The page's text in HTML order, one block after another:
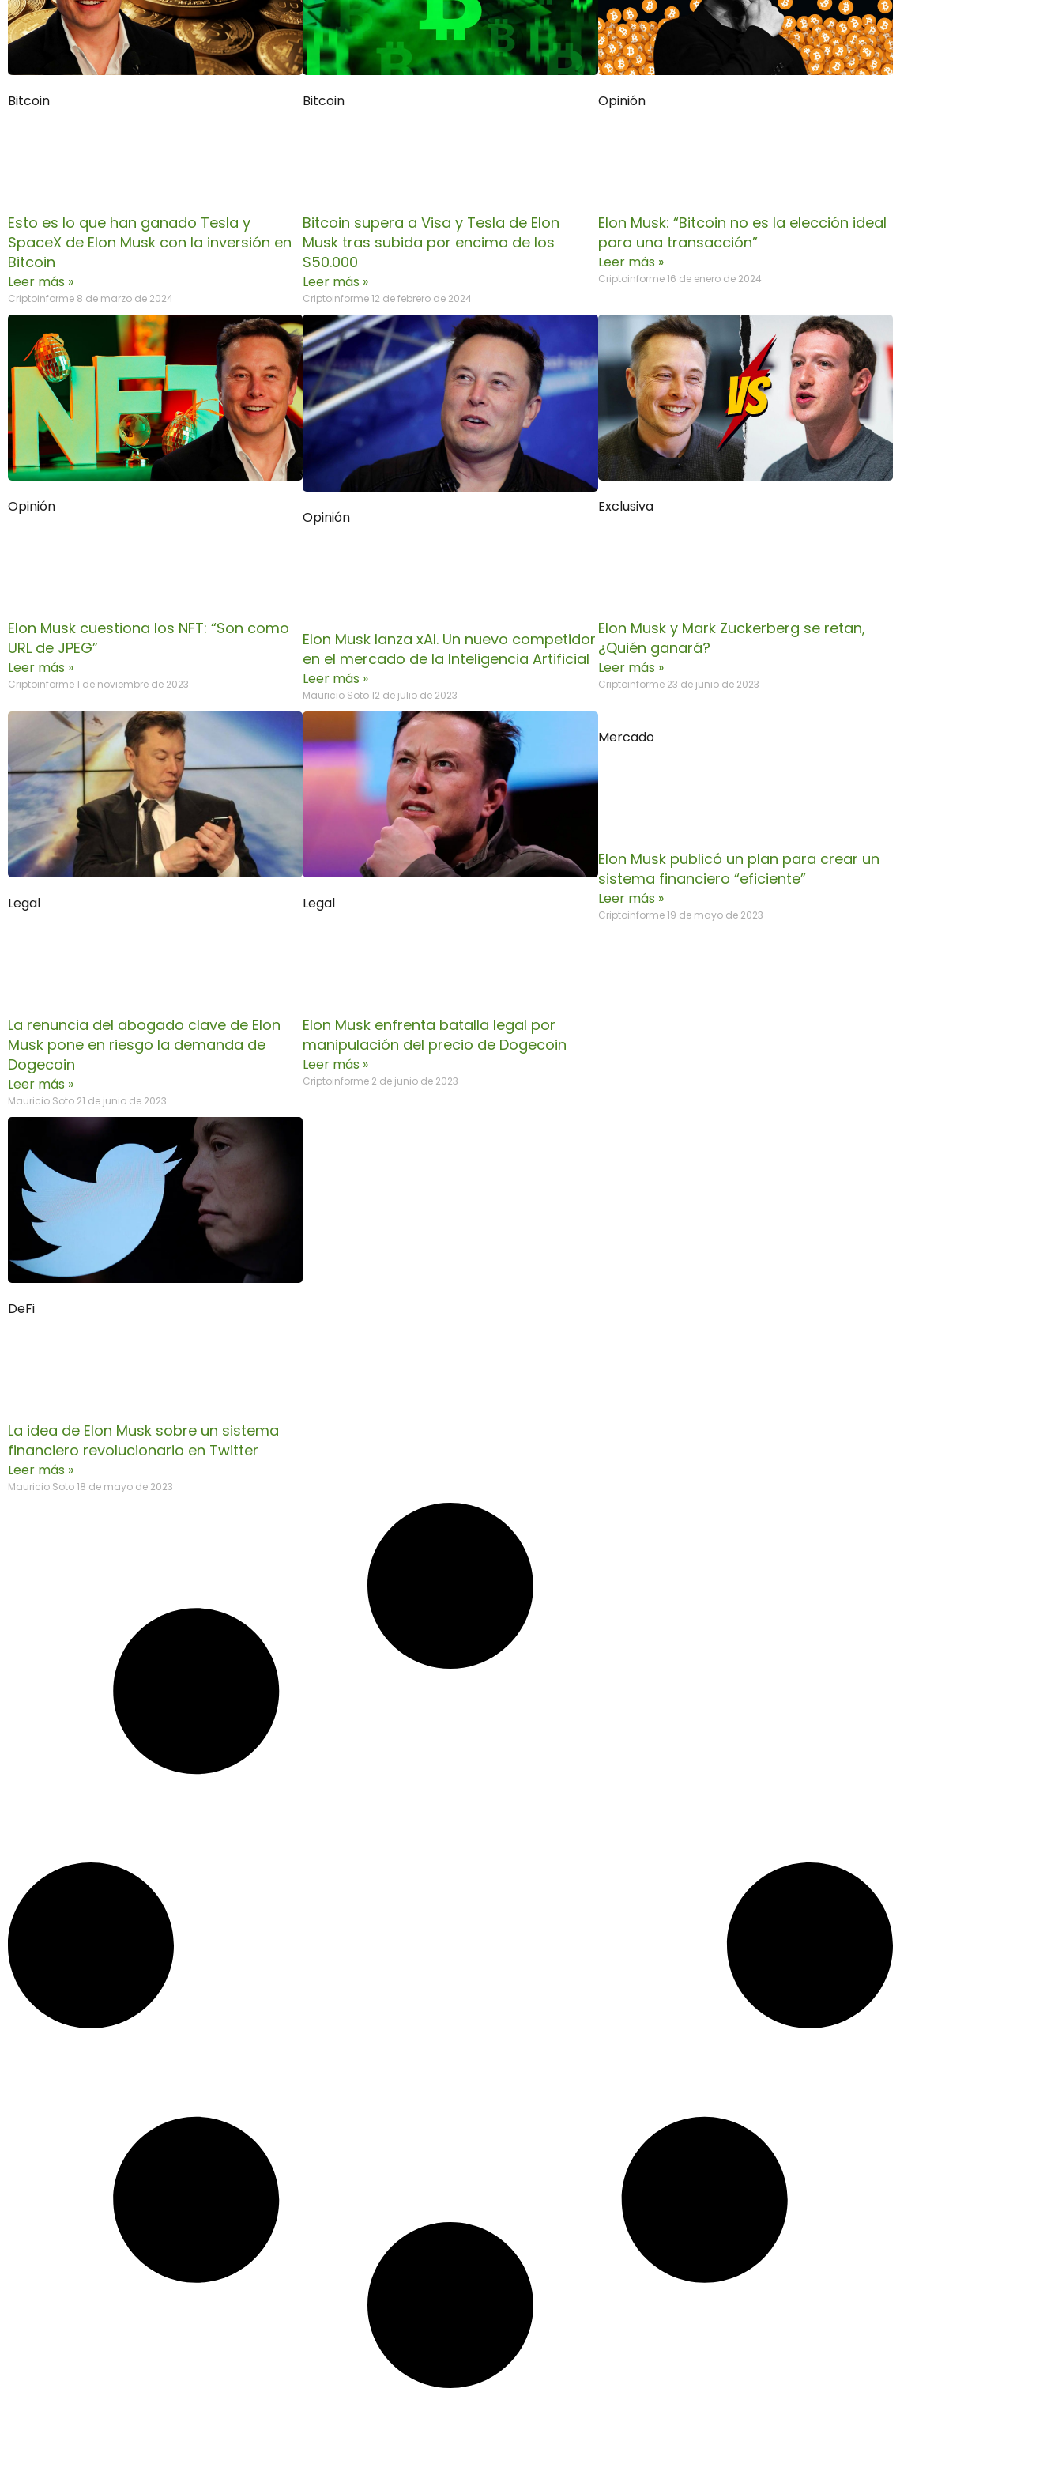
Bitcoin
Esto es lo que han ganado Tesla y
SpaceX de Elon Musk con la inversión en
Bitcoin
Leer más »
Criptoinforme 8 de marzo de 2024
Bitcoin
Bitcoin supera a Visa y Tesla de Elon
Musk tras subida por encima de los
$50.000
Leer más »
Criptoinforme12 de febrero de 2024
Opinión
Elon Musk: “Bitcoin no es la elección ideal
para una transacción”
Leer más »
Criptoinforme16 de enero de 2024
Opinión
Elon Musk cuestiona los NFT: “Son como
URL de JPEG”
Leer más »
Criptoinforme1 de noviembre de 2023
Opinión
Elon Musk lanza xAI. Un nuevo competidor
en el mercado de la Inteligencia Artificial
Leer más »
Mauricio Soto12 de julio de 2023
Exclusiva
Elon Musk y Mark Zuckerberg se retan,
¿Quién ganará?
Leer más »
Criptoinforme 23 de junio de 2023
Legal
La renuncia del abogado clave de Elon
Musk pone en riesgo la demanda de
Dogecoin
Leer más »
Mauricio Soto 21 de junio de 2023
Legal
Elon Musk enfrenta batalla legal por
manipulación del precio de Dogecoin
Leer más »
Criptoinforme 2 de junio de 2023
Mercado
Elon Musk publicó un plan para crear un
sistema financiero “eficiente”
Leer más »
Criptoinforme19 de mayo de 2023
DeFi
La idea de Elon Musk sobre un sistema
financiero revolucionario en Twitter
Leer más »
Mauricio Soto18 de mayo de 2023